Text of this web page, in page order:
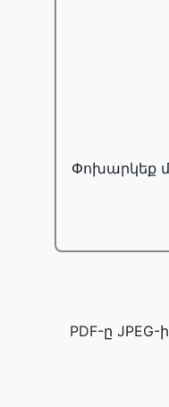
Փոխարկեք
PDF-ը